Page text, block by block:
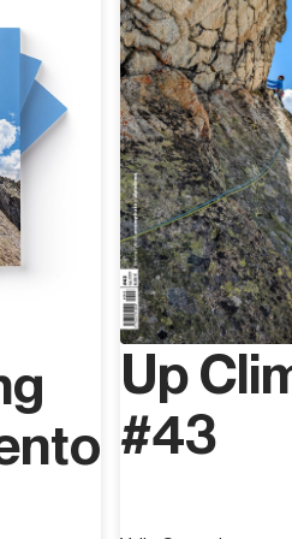
Felsklettern bis zu
Trad-Klettern, und nimmt seit
Wettkämpfen auf regionaler
Boulderzirkel. Seine
dazu, zu trainieren und
Ausbilders für Freiklettern
er seine Begeisterung in
Valli Pinerolesi
weitergibt. Außerdem
von Felsen und
und versucht, das zu
geschaffen haben.
Up
#43